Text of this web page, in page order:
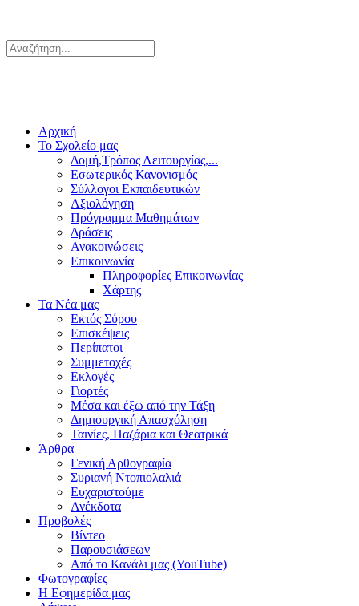
Αρχική
Το Σχολείο μας
Δομή,Τρόπος Λειτουργίας,...
Εσωτερικός Κανονισμός
Σύλλογοι Εκπαιδευτικών
Αξιολόγηση
Πρόγραμμα Μαθημάτων
Δράσεις
Ανακοινώσεις
Επικοινωνία
Πληροφορίες Επικοινωνίας
Χάρτης
Τα Νέα μας
Εκτός Σύρου
Επισκέψεις
Περίπατοι
Συμμετοχές
Εκλογές
Γιορτές
Μέσα και έξω από την Τάξη
Δημιουργική Απασχόληση
Ταινίες, Παζάρια και Θεατρικά
Άρθρα
Γενική Αρθογραφία
Συριανή Ντοπιολαλιά
Ευχαριστούμε
Ανέκδοτα
Προβολές
Βίντεο
Παρουσιάσεων
Από το Κανάλι μας (YouTube)
Φωτογραφίες
Η Εφημερίδα μας